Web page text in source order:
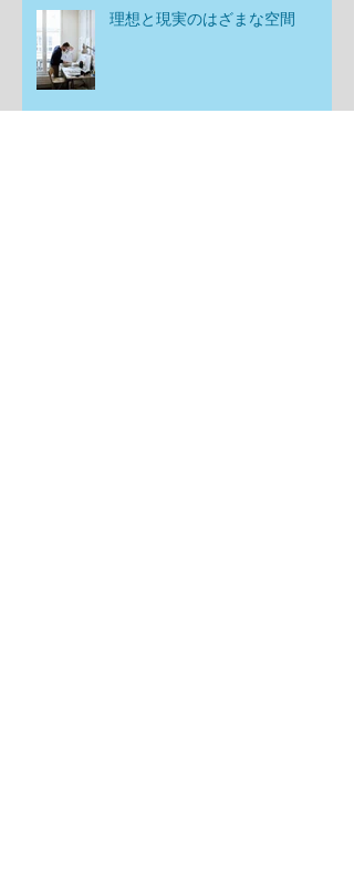
理想と現実のはざまな空間